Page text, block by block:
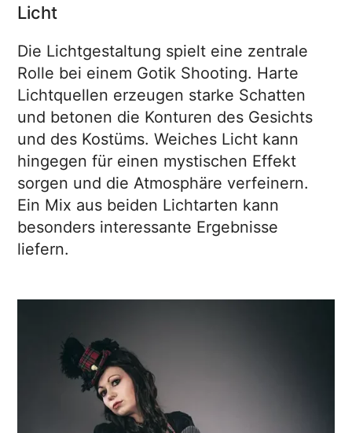
Licht
Die Lichtgestaltung spielt eine zentrale
Rolle bei einem Gotik Shooting. Harte
Lichtquellen erzeugen starke Schatten
und betonen die Konturen des Gesichts
und des Kostüms. Weiches Licht kann
hingegen für einen mystischen Effekt
sorgen und die Atmosphäre verfeinern.
Ein Mix aus beiden Lichtarten kann
besonders interessante Ergebnisse
liefern.